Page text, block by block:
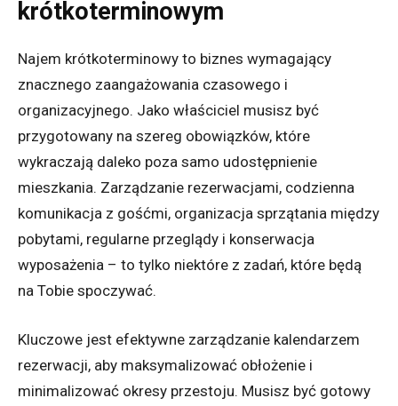
krótkoterminowym
Najem krótkoterminowy to biznes wymagający
znacznego zaangażowania czasowego i
organizacyjnego. Jako właściciel musisz być
przygotowany na szereg obowiązków, które
wykraczają daleko poza samo udostępnienie
mieszkania. Zarządzanie rezerwacjami, codzienna
komunikacja z gośćmi, organizacja sprzątania między
pobytami, regularne przeglądy i konserwacja
wyposażenia – to tylko niektóre z zadań, które będą
na Tobie spoczywać.
Kluczowe jest efektywne zarządzanie kalendarzem
rezerwacji, aby maksymalizować obłożenie i
minimalizować okresy przestoju. Musisz być gotowy